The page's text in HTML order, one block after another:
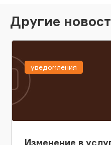
Другие
Изменение в
уведомления